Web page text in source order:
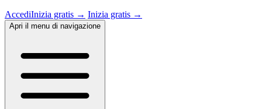
AccediInizia gratis → Inizia gratis →
Apri il menu di navigazione